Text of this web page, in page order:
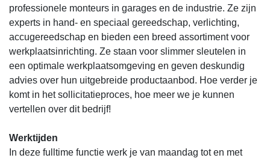
professionele monteurs in garages en de industrie. Ze zijn
experts in hand- en speciaal gereedschap, verlichting,
accugereedschap en bieden een breed assortiment voor
werkplaatsinrichting. Ze staan voor slimmer sleutelen in
een optimale werkplaatsomgeving en geven deskundig
advies over hun uitgebreide productaanbod. Hoe verder je
komt in het sollicitatieproces, hoe meer we je kunnen
vertellen over dit bedrijf!
Werktijden
In deze fulltime functie werk je van maandag tot en met